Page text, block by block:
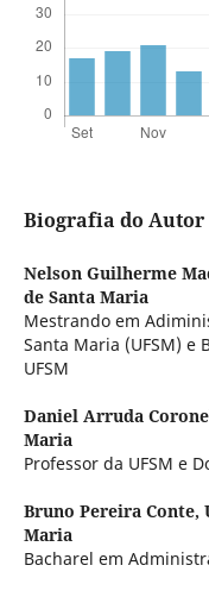
Biografia do Autor
Nelson Guilherme
de Santa Maria
Mestrando em
Santa Maria (UFSM) e
UFSM
Daniel Arruda
Maria
Professor da UFSM e
Bruno Pereira Conte,
Maria
Bacharel em